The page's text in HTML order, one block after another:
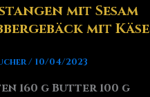
mit Sesam
mit Käse
/ 10/04/2023
160 g Butter 100 g